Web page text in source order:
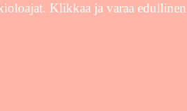
Klikkaa ja varaa edullinen